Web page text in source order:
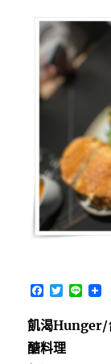
F
c
e
b
o
T
t
t
e
L
e
飢渴Hunger/
醣料理